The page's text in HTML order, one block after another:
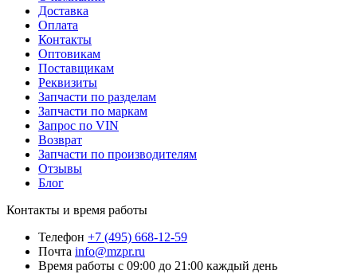
Доставка
Оплата
Контакты
Оптовикам
Поставщикам
Реквизиты
Запчасти по разделам
Запчасти по маркам
Запрос по VIN
Возврат
Запчасти по производителям
Отзывы
Блог
Контакты и время работы
Телефон +7 (495) 668-12-59
Почта info@mzpr.ru
Время работы с 09:00 до 21:00 каждый день